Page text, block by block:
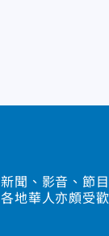
新聞、影音、節
各地華人亦頗受